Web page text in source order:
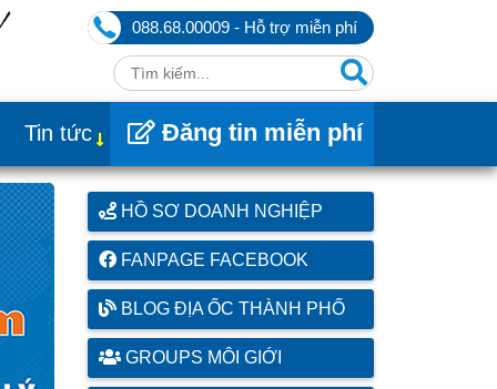
088.68.00009 - Hỗ trợ miễn phí
Tin tức Đăng tin miễn phí
HỒ SƠ DOANH NGHIỆP
FANPAGE FACEBOOK
BLOG ĐỊA ỐC THÀNH PHỐ
GROUPS MÔI GIỚI